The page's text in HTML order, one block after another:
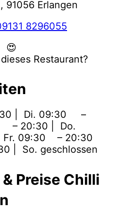
91056 Erlangen
8296055
😍
Restaurant?
| Di. 09:30 –
– 20:30 | Do.
09:30 – 20:30
| So. geschlossen
Preise Chilli